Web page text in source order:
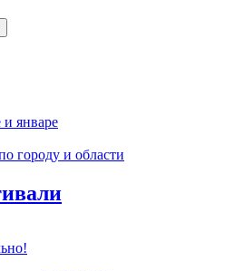
и январе
городу и области